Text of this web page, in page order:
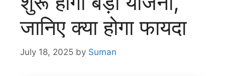
जानिए क्या होगा फायदा
July 18, 2025 by Suman